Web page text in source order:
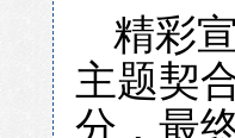
精彩
主题契
分，最